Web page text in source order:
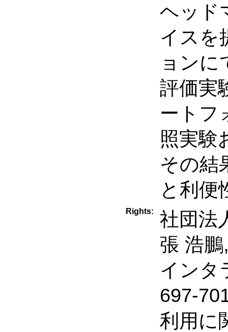
ヘッド
イスを
ョンに
評価実
ートフ
照実験
その結
と利便
Rights:
社団法
張 浩
インタ
697-
利用に